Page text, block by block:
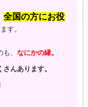
全国の方にお役
す。
、 なにかの縁。
んあります。